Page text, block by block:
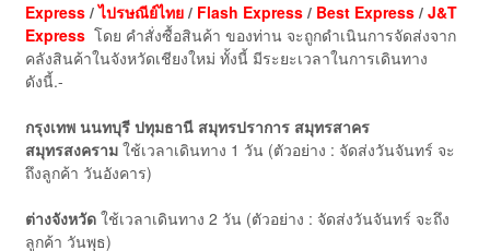
Express/ไปรษณีย์ไทย/ Flash Express/ Best Express/ J&T
Expressโดย คำสั่งซื้อสินค้า ของท่าน จะถูกดำเนินการจัดส่งจาก
คลังสินค้าในจังหวัดเชียงใหม่ ทั้งนี้ มีระยะเวลาในการเดินทาง
ดังนี้.-
กรุงเทพ นนทบุรี ปทุมธานี สมุทรปราการ สมุทรสาคร
สมุทรสงครามใช้เวลาเดินทาง 1 วัน (ตัวอย่าง : จัดส่งวันจันทร์ จะ
ถึงลูกค้า วันอังคาร)
ต่างจังหวัดใช้เวลาเดินทาง 2 วัน (ตัวอย่าง : จัดส่งวันจันทร์ จะถึง
ลูกค้า วันพุธ)